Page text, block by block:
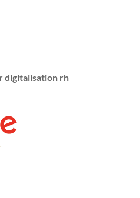
digitalisation rh